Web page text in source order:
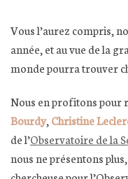
Vous l’aurez compris,
année, et au vue de la
monde pourra trouver
Nous en profitons pour
Bourdy, Christine
de l’Observatoire de la
nous ne présentons plus,